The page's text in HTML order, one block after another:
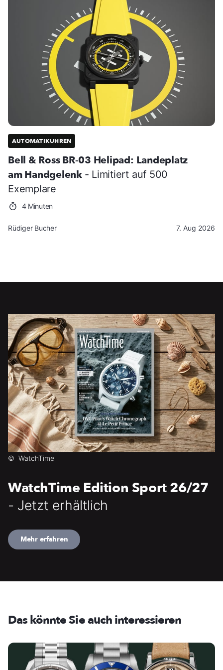
AUTOMATIKUHREN
Bell & Ross BR-03 Helipad: Landeplatz
am Handgelenk - Limitiert auf 500
Exemplare
4 Minuten
Rüdiger Bucher 7. Aug 2026
© WatchTime
WatchTime Edition Sport 26/27
- Jetzt erhältlich
Mehr erfahren
Das könnte Sie auch interessieren